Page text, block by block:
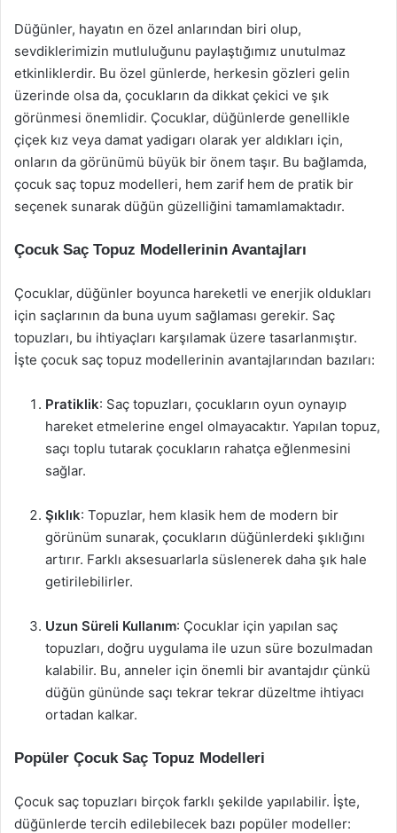
Düğünler, hayatın en özel anlarından biri olup,
sevdiklerimizin mutluluğunu paylaştığımız unutulmaz
etkinliklerdir. Bu özel günlerde, herkesin gözleri gelin
üzerinde olsa da, çocukların da dikkat çekici ve şık
görünmesi önemlidir. Çocuklar, düğünlerde genellikle
çiçek kız veya damat yadigarı olarak yer aldıkları için,
onların da görünümü büyük bir önem taşır. Bu bağlamda,
çocuk saç topuz modelleri, hem zarif hem de pratik bir
seçenek sunarak düğün güzelliğini tamamlamaktadır.
Çocuk Saç Topuz Modellerinin Avantajları
Çocuklar, düğünler boyunca hareketli ve enerjik oldukları
için saçlarının da buna uyum sağlaması gerekir. Saç
topuzları, bu ihtiyaçları karşılamak üzere tasarlanmıştır.
İşte çocuk saç topuz modellerinin avantajlarından bazıları:
Pratiklik: Saç topuzları, çocukların oyun oynayıp
hareket etmelerine engel olmayacaktır. Yapılan topuz,
saçı toplu tutarak çocukların rahatça eğlenmesini
sağlar.
Şıklık: Topuzlar, hem klasik hem de modern bir
görünüm sunarak, çocukların düğünlerdeki şıklığını
artırır. Farklı aksesuarlarla süslenerek daha şık hale
getirilebilirler.
Uzun Süreli Kullanım: Çocuklar için yapılan saç
topuzları, doğru uygulama ile uzun süre bozulmadan
kalabilir. Bu, anneler için önemli bir avantajdır çünkü
düğün gününde saçı tekrar tekrar düzeltme ihtiyacı
ortadan kalkar.
Popüler Çocuk Saç Topuz Modelleri
Çocuk saç topuzları birçok farklı şekilde yapılabilir. İşte,
düğünlerde tercih edilebilecek bazı popüler modeller: